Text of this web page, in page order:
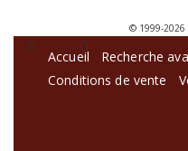
© 1999-2026
Accueil Recherche
Conditions de vente